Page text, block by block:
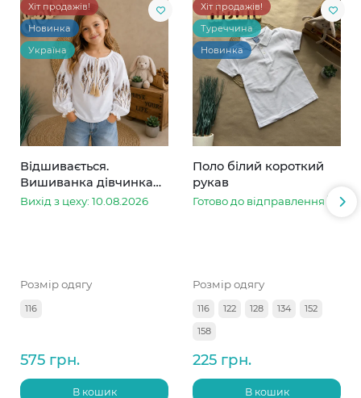
Хіт продажів!
Новинка
Україна
Відшивається.
Вишиванка дівчинка
колоски
Вихід з цеху: 10.08.2026
Розмір одягу
116
575 грн.
В кошик
Хіт продажів!
Туреччина
Новинка
Поло білий короткий
рукав
Готово до відправлення
Розмір одягу
116 122 128 134
152
158
225 грн.
В кошик